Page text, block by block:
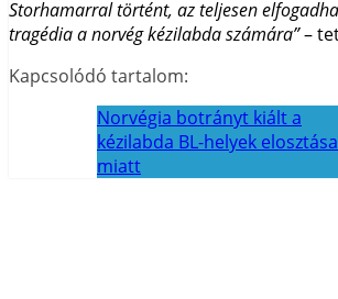
Storhamarral történt, az teljesen
tragédia a norvég kézilabda számára”–
Kapcsolódó tartalom:
Norvégia botrányt kiált a
kézilabda BL-helyek elosztása
miatt